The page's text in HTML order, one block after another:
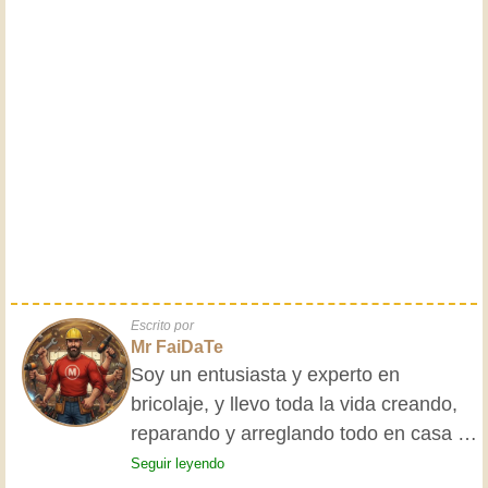
Escrito por
Mr FaiDaTe
Soy un entusiasta y experto en
bricolaje, y llevo toda la vida creando,
reparando y arreglando todo en casa y
para mis amigos. Mis abuelos me
Seguir leyendo